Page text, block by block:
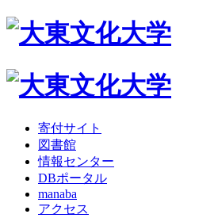
寄付サイト
図書館
情報センター
DBポータル
manaba
アクセス